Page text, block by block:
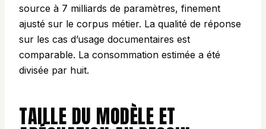
source à 7 milliards de paramètres, finement
ajusté sur le corpus métier. La qualité de réponse
sur les cas d’usage documentaires est
comparable. La consommation estimée a été
divisée par huit.
TAILLE DU MODÈLE ET